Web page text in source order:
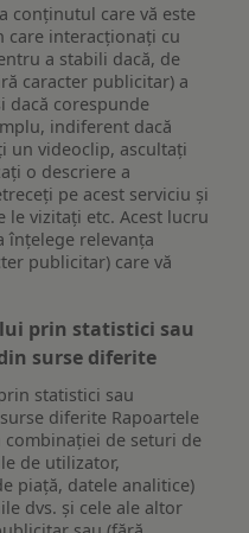
conținutul care vă este
care interacționați cu
a stabili dacă, de
caracter publicitar) a
dacă corespunde
indiferent dacă
un videoclip, ascultați
o descriere a
pe acest serviciu și
le vizitați etc. Acest lucru
înțelege relevanța
publicitar) care vă
prin statistici sau
surse diferite
statistici sau
diferite Rapoartele
de seturi de
de utilizator,
piață, datele analitice)
dvs. și cele ale altor